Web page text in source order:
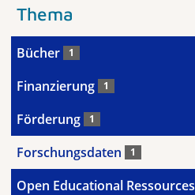
Thema
Bücher 1
Finanzierung 1
Förderung 1
Forschungsdaten 1
Open Educational Ressources